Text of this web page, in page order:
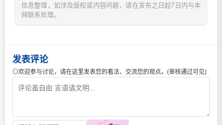
信息整理，如涉及版权或内容问题，请在发布之日起7日内与本
网联系处理。
发表评论
◎欢迎参与讨论，请在这里发表您的看法、交流您的观点。(审核通过可见)